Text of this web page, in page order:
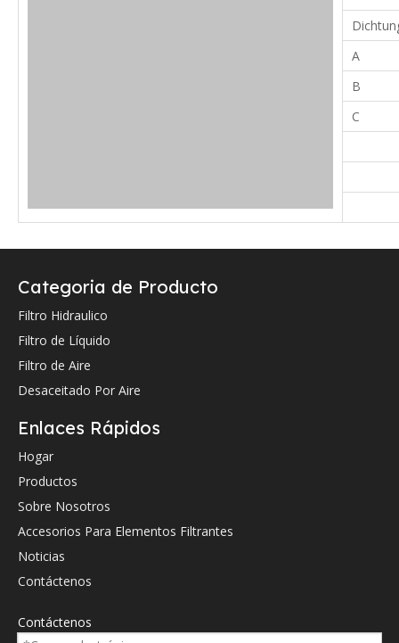
A
B
C
Verifique a continuación la referencia cruzada OEM (si la hay).
Hydac
Hydac
Hydac
Donaldson
Donaldson
Donaldson
Donaldson
Donaldson
Parker
Categoria de Producto
Filtro Hidraulico
Filtro de Líquido
Filtro de Aire
Desaceitado Por Aire
Enlaces Rápidos
Hogar
Productos
Sobre Nosotros
Accesorios Para Elementos Filtrantes
Noticias
Contáctenos
Contáctenos